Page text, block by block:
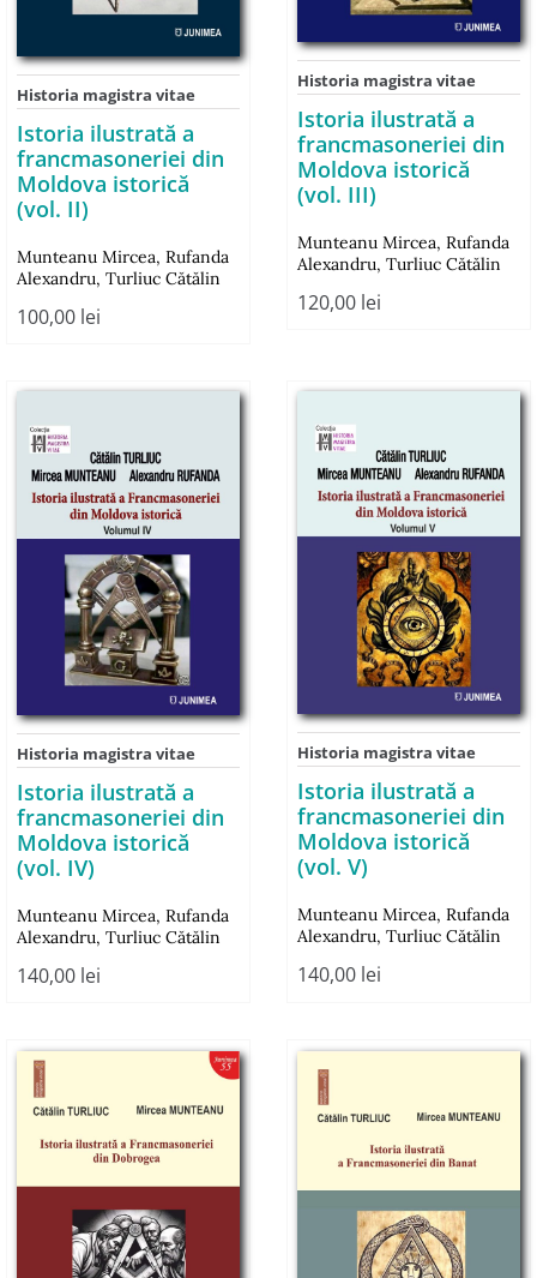
Historia magistra vitae
Istoria ilustrată a
francmasoneriei din
Moldova istorică
(vol. II)
Munteanu Mircea,Rufanda
Alexandru,Turliuc Cătălin
100,00 lei
Historia magistra vitae
Istoria ilustrată a
francmasoneriei din
Moldova istorică
(vol. III)
Munteanu Mircea,Rufanda
Alexandru,Turliuc Cătălin
120,00 lei
Historia magistra vitae
Istoria ilustrată a
francmasoneriei din
Moldova istorică
(vol. IV)
Munteanu Mircea,Rufanda
Alexandru,Turliuc Cătălin
140,00 lei
Historia magistra vitae
Istoria ilustrată a
francmasoneriei din
Moldova istorică
(vol. V)
Munteanu Mircea,Rufanda
Alexandru,Turliuc Cătălin
140,00 lei